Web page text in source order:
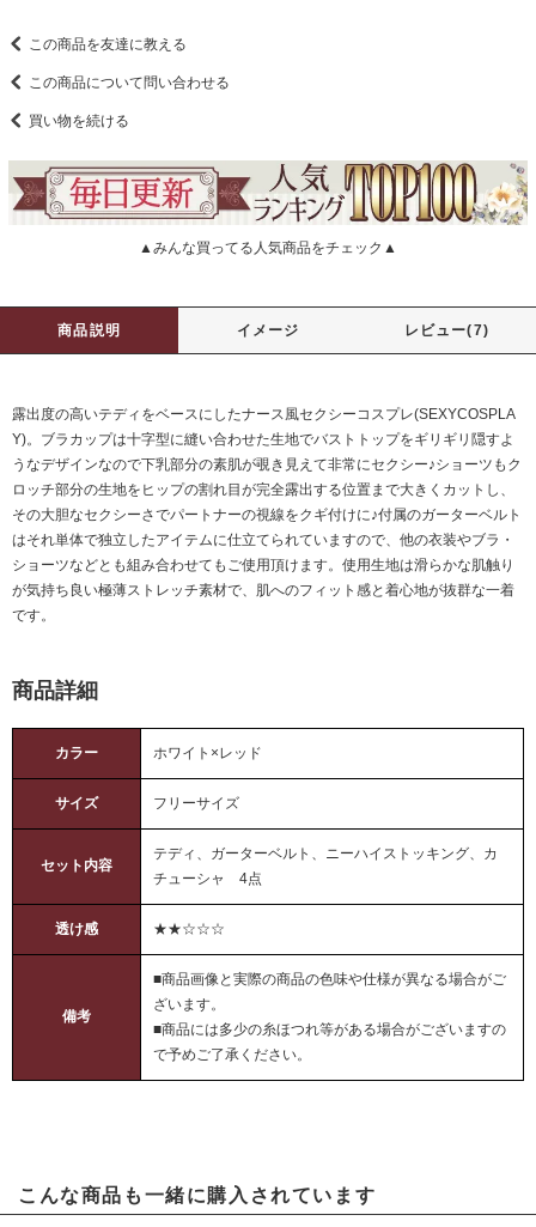
この商品を友達に教える
この商品について問い合わせる
買い物を続ける
▲みんな買ってる人気商品をチェック▲
商品説明 イメージ レビュー(7)
露出度の高いテディをベースにしたナース風セクシーコスプレ(SEXYCOSPLA
Y)。ブラカップは十字型に縫い合わせた生地でバストトップをギリギリ隠すよ
うなデザインなので下乳部分の素肌が覗き見えて非常にセクシー♪ショーツもク
ロッチ部分の生地をヒップの割れ目が完全露出する位置まで大きくカットし、
その大胆なセクシーさでパートナーの視線をクギ付けに♪付属のガーターベルト
はそれ単体で独立したアイテムに仕立てられていますので、他の衣装やブラ・
ショーツなどとも組み合わせてもご使用頂けます。使用生地は滑らかな肌触り
が気持ち良い極薄ストレッチ素材で、肌へのフィット感と着心地が抜群な一着
です。
商品詳細
カラー ホワイト×レッド
サイズ フリーサイズ
セット内容
テディ、ガーターベルト、ニーハイストッキング、カ
チューシャ 4点
透け感 ★★☆☆☆
備考
■商品画像と実際の商品の色味や仕様が異なる場合がご
ざいます。
■商品には多少の糸ほつれ等がある場合がございますの
で予めご了承ください。
こんな商品も一緒に購入されています